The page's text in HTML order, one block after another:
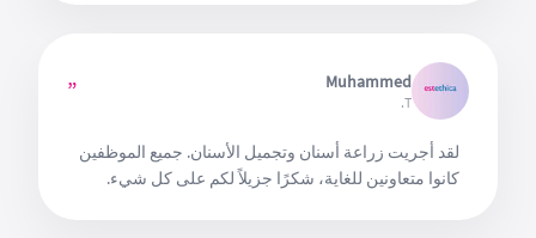
Muhammed
T.
”
لقد أجريت زراعة أسنان وتجميل الأسنان. جميع الموظفين
كانوا متعاونين للغاية، شكرًا جزيلاً لكم على كل شيء.